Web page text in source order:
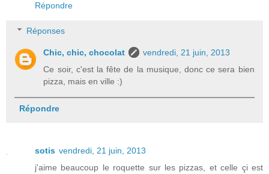
Répondre
Réponses
Chic, chic, chocolat
vendredi, 21 juin, 2013
Ce soir, c'est la fête de la musique, donc ce sera bien
pizza, mais en ville :)
Répondre
sotis vendredi, 21 juin, 2013
j'aime beaucoup le roquette sur les pizzas, et celle çi est